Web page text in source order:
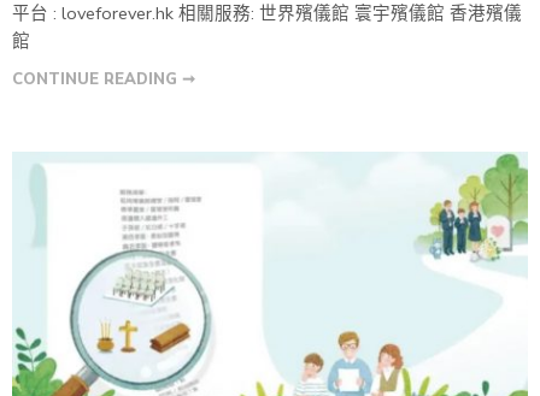
平台 : loveforever.hk 相關服務: 世界殯儀館 寰宇殯儀館 香港殯儀
館
CONTINUE READING ➞